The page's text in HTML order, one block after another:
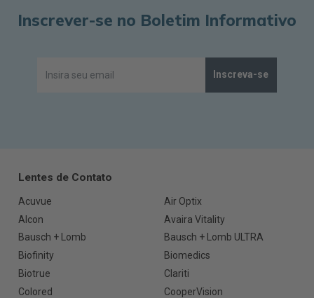
Inscrever-se no Boletim Informativo
Inscreva-se
Lentes de Contato
Acuvue
Air Optix
Alcon
Avaira Vitality
Bausch + Lomb
Bausch + Lomb ULTRA
Biofinity
Biomedics
Biotrue
Clariti
Colored
CooperVision